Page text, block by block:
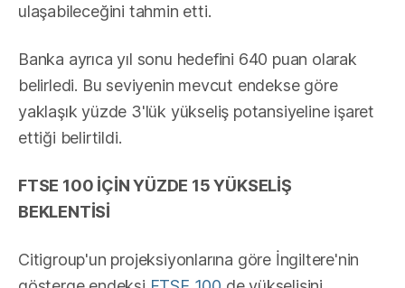
ulaşabileceğini tahmin etti.
Banka ayrıca yıl sonu hedefini 640 puan olarak
belirledi. Bu seviyenin mevcut endekse göre
yaklaşık yüzde 3'lük yükseliş potansiyeline işaret
ettiği belirtildi.
FTSE 100 İÇİN YÜZDE 15 YÜKSELİŞ
BEKLENTİSİ
Citigroup'un projeksiyonlarına göre İngiltere'nin